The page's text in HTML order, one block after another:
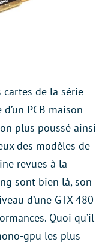
cartes de la série
PCB maison
plus poussé ainsi
des modèles de
revues à la
sont bien là, son
d’une GTX 480
Quoi qu’il
gpu les plus